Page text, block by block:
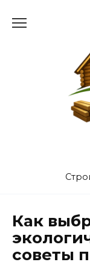
Как
советы